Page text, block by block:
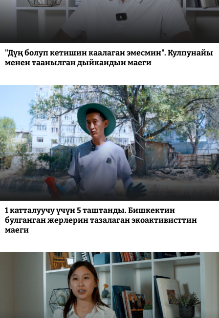
"Дүң болуп кетишин каалаган эмесмин". Кулпунайы
менен таанылган дыйкандын маеги
1 катталуучу үчүн 5 таштанды. Бишкектин
булганган жерлерин тазалаган экоактивисттин
маеги